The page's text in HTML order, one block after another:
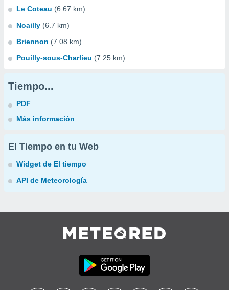
Le Coteau (6.67 km)
Noailly (6.7 km)
Briennon (7.08 km)
Pouilly-sous-Charlieu (7.25 km)
Tiempo...
PDF
Más información
El Tiempo en tu Web
Widget de El tiempo
API de Meteorología